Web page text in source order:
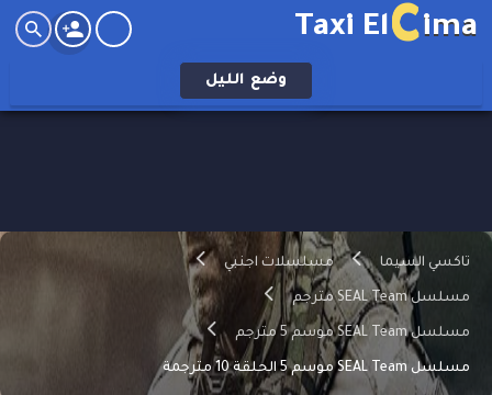
Taxi ElCima
وضع الليل
تاكسي السيما مسلسلات اجنبي
مسلسل SEAL Team مترجم
مسلسل SEAL Team موسم 5 مترجم
مسلسل SEAL Team موسم 5 الحلقة 10 مترجمة